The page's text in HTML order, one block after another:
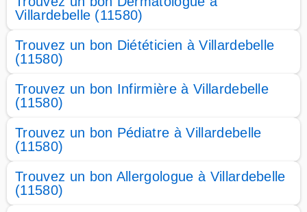
Villardebelle (11580)
Trouvez un bon Diététicien à Villardebelle
(11580)
Trouvez un bon Infirmière à Villardebelle
(11580)
Trouvez un bon Pédiatre à Villardebelle
(11580)
Trouvez un bon Allergologue à Villardebelle
(11580)